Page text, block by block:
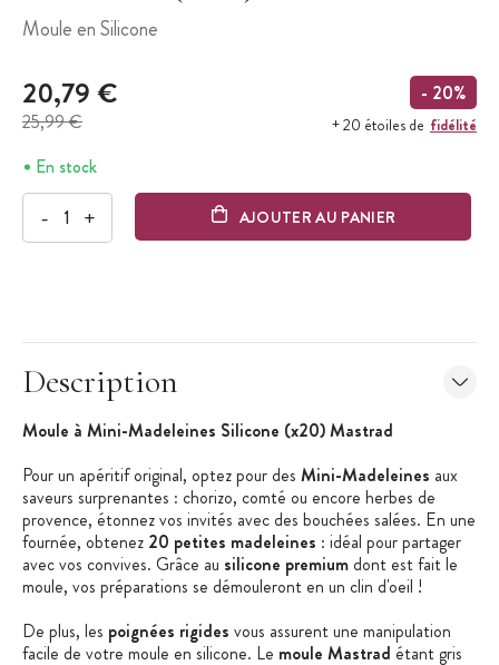
Moule en Silicone
20,79 €
25,99 €
- 20%
+ 20 étoiles de fidélité
En stock
- + AJOUTER AU PANIER
Description
Moule à Mini-Madeleines Silicone (x20) Mastrad
Pour un apéritif original, optez pour des Mini-Madeleines aux
saveurs surprenantes : chorizo, comté ou encore herbes de
provence, étonnez vos invités avec des bouchées salées. En une
fournée, obtenez 20 petites madeleines : idéal pour partager
avec vos convives. Grâce au silicone premium dont est fait le
moule, vos préparations se démouleront en un clin d'oeil !
De plus, les poignées rigides vous assurent une manipulation
facile de votre moule en silicone. Le moule Mastrad étant gris